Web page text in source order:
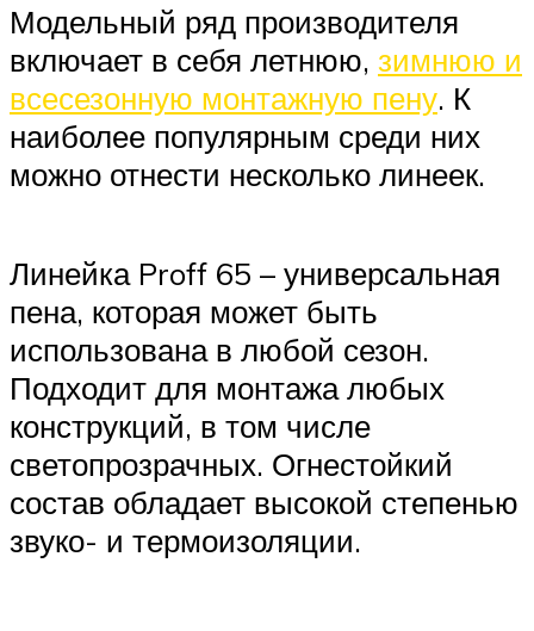
Модельный ряд производителя
включает в себя летнюю, зимнюю и
всесезонную монтажную пену. К
наиболее популярным среди них
можно отнести несколько линеек.
Линейка Proff 65 – универсальная
пена, которая может быть
использована в любой сезон.
Подходит для монтажа любых
конструкций, в том числе
светопрозрачных. Огнестойкий
состав обладает высокой степенью
звуко- и термоизоляции.